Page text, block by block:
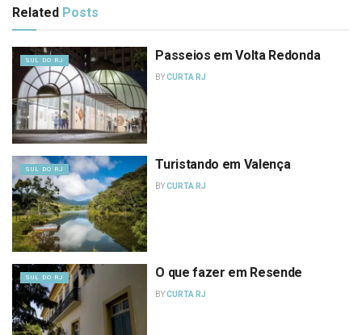
Related Posts
SUL DO RJ Passeios em Volta Redonda
BYCURTA RJ
SUL DO RJ Turistando em Valença
BYCURTA RJ
SUL DO RJ O que fazer em Resende
BYCURTA RJ